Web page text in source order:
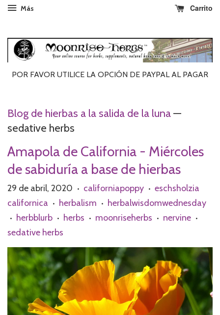
Más Carrito
POR FAVOR UTILICE LA OPCIÓN DE PAYPAL AL ​​PAGAR
Blog de hierbas a la salida de la luna—
sedative herbs
Amapola de California - Miércoles
de sabiduría a base de hierbas
29 de abril, 2020 • californiapoppy • eschsholzia
californica
• herbalism • herbalwisdomwednesday
• herbblurb • herbs • moonriseherbs • nervine •
sedative herbs